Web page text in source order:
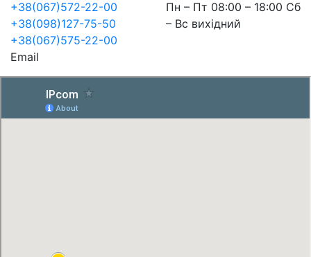
+38(067)572-22-00
+38(098)127-75-50
+38(067)575-22-00
Пн – Пт 08:00 – 18:00 Сб
– Вс вихідний
Email